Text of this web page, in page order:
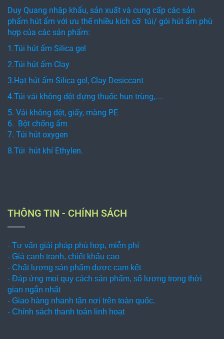
Duy Quang nhập khẩu, sản xuất và cung cấp các sản
phẩm hút ẩm với ưu thế nhiều kích cỡ túi/ gói hút ẩm phù
hợp của các sản phẩm:
1.Túi hút ẩm Silica gel
2.Túi hút ẩm Clay
3.Hạt hút ẩm Silica gel, Clay Desiccant
4.Túi vải không dệt đựng thuốc hun trùng,....
5. Vải không dệt, giấy, màng PE
6. Bột chống ẩm
7. Túi hút oxygen
8.Túi hút khí Ethylen.
THÔNG TIN - CHÍNH SÁCH
- Tư vấn giải pháp phù hợp, miễn phí
- Giá cạnh tranh, chiết khấu cao
- Chất lượng sản phẩm được cam kết
- Đáp ứng mọi quy cách sản phẩm, số lượng trong thời
gian ngắn nhất
- Giao hàng nhanh tận nơi trên toàn quốc.
- Chính sách thanh toán linh hoạt